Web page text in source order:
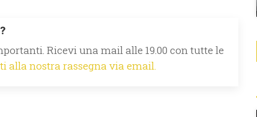
Ricevi una mail alle 19.00 con tutte le
alla nostra rassegna via email.